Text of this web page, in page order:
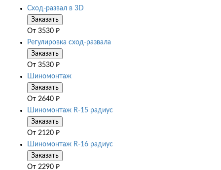
Сход-развал в 3D
Заказать
От 3530 ₽
Регулировка сход-развала
Заказать
От 3530 ₽
Шиномонтаж
Заказать
От 2640 ₽
Шиномонтаж R-15 радиус
Заказать
От 2120 ₽
Шиномонтаж R-16 радиус
Заказать
От 2290 ₽